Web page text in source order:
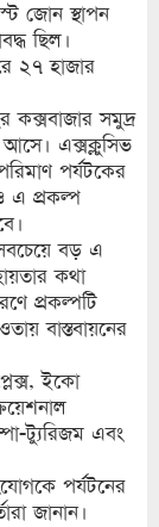
জোন স্থাপন
ছিল।
২৭ হাজার
কক্সবাজার সমুদ্র
এক্সক্লুসিভ
পর্যটকের
এ প্রকল্প
সবচেয়ে বড় এ
কথা
প্রকল্পটি
বাস্তবায়নের
ইকো
ট্যুরিজম এবং
পর্যটনের
জানান।